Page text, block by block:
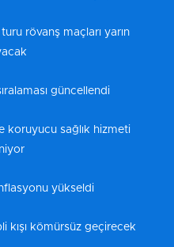
rövanş maçları yarın
güncellendi
koruyucu sağlık hizmeti
yükseldi
kışı kömürsüz geçirecek